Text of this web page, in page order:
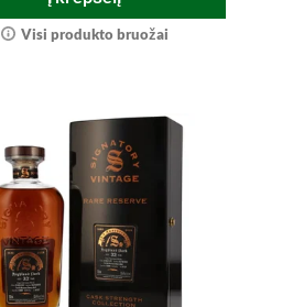
Visi produkto bruožai